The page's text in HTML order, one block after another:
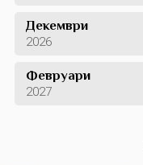
Декември
2026
Февруари
2027